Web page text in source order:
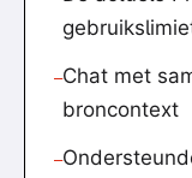
—Chat met
broncontext
—